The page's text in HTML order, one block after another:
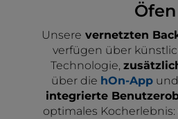
Öfen
Unsere vernetzten
verfügen über
Technologie,
über die hOn-App
integrierte
optimales Kocherlebnis: